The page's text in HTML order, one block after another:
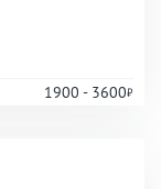
1900 - 3600